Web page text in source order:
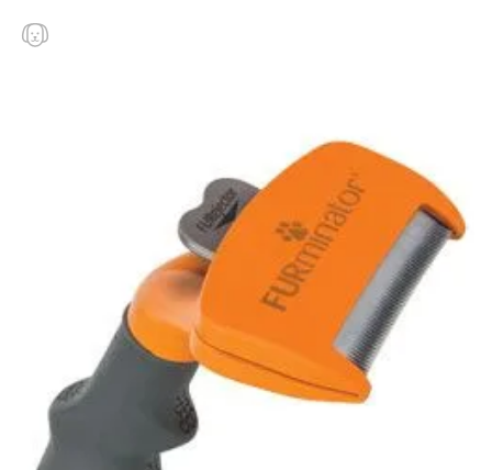
Veterinární diety
(Po–Pá, 9–19h; So–Ne, 9–14h)
E-shop Veterix
777 319 517 (Po–Pá, 8–15h)
eshop@veterix.cz